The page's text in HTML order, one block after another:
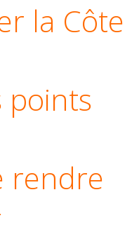
la Côte
points
rendre